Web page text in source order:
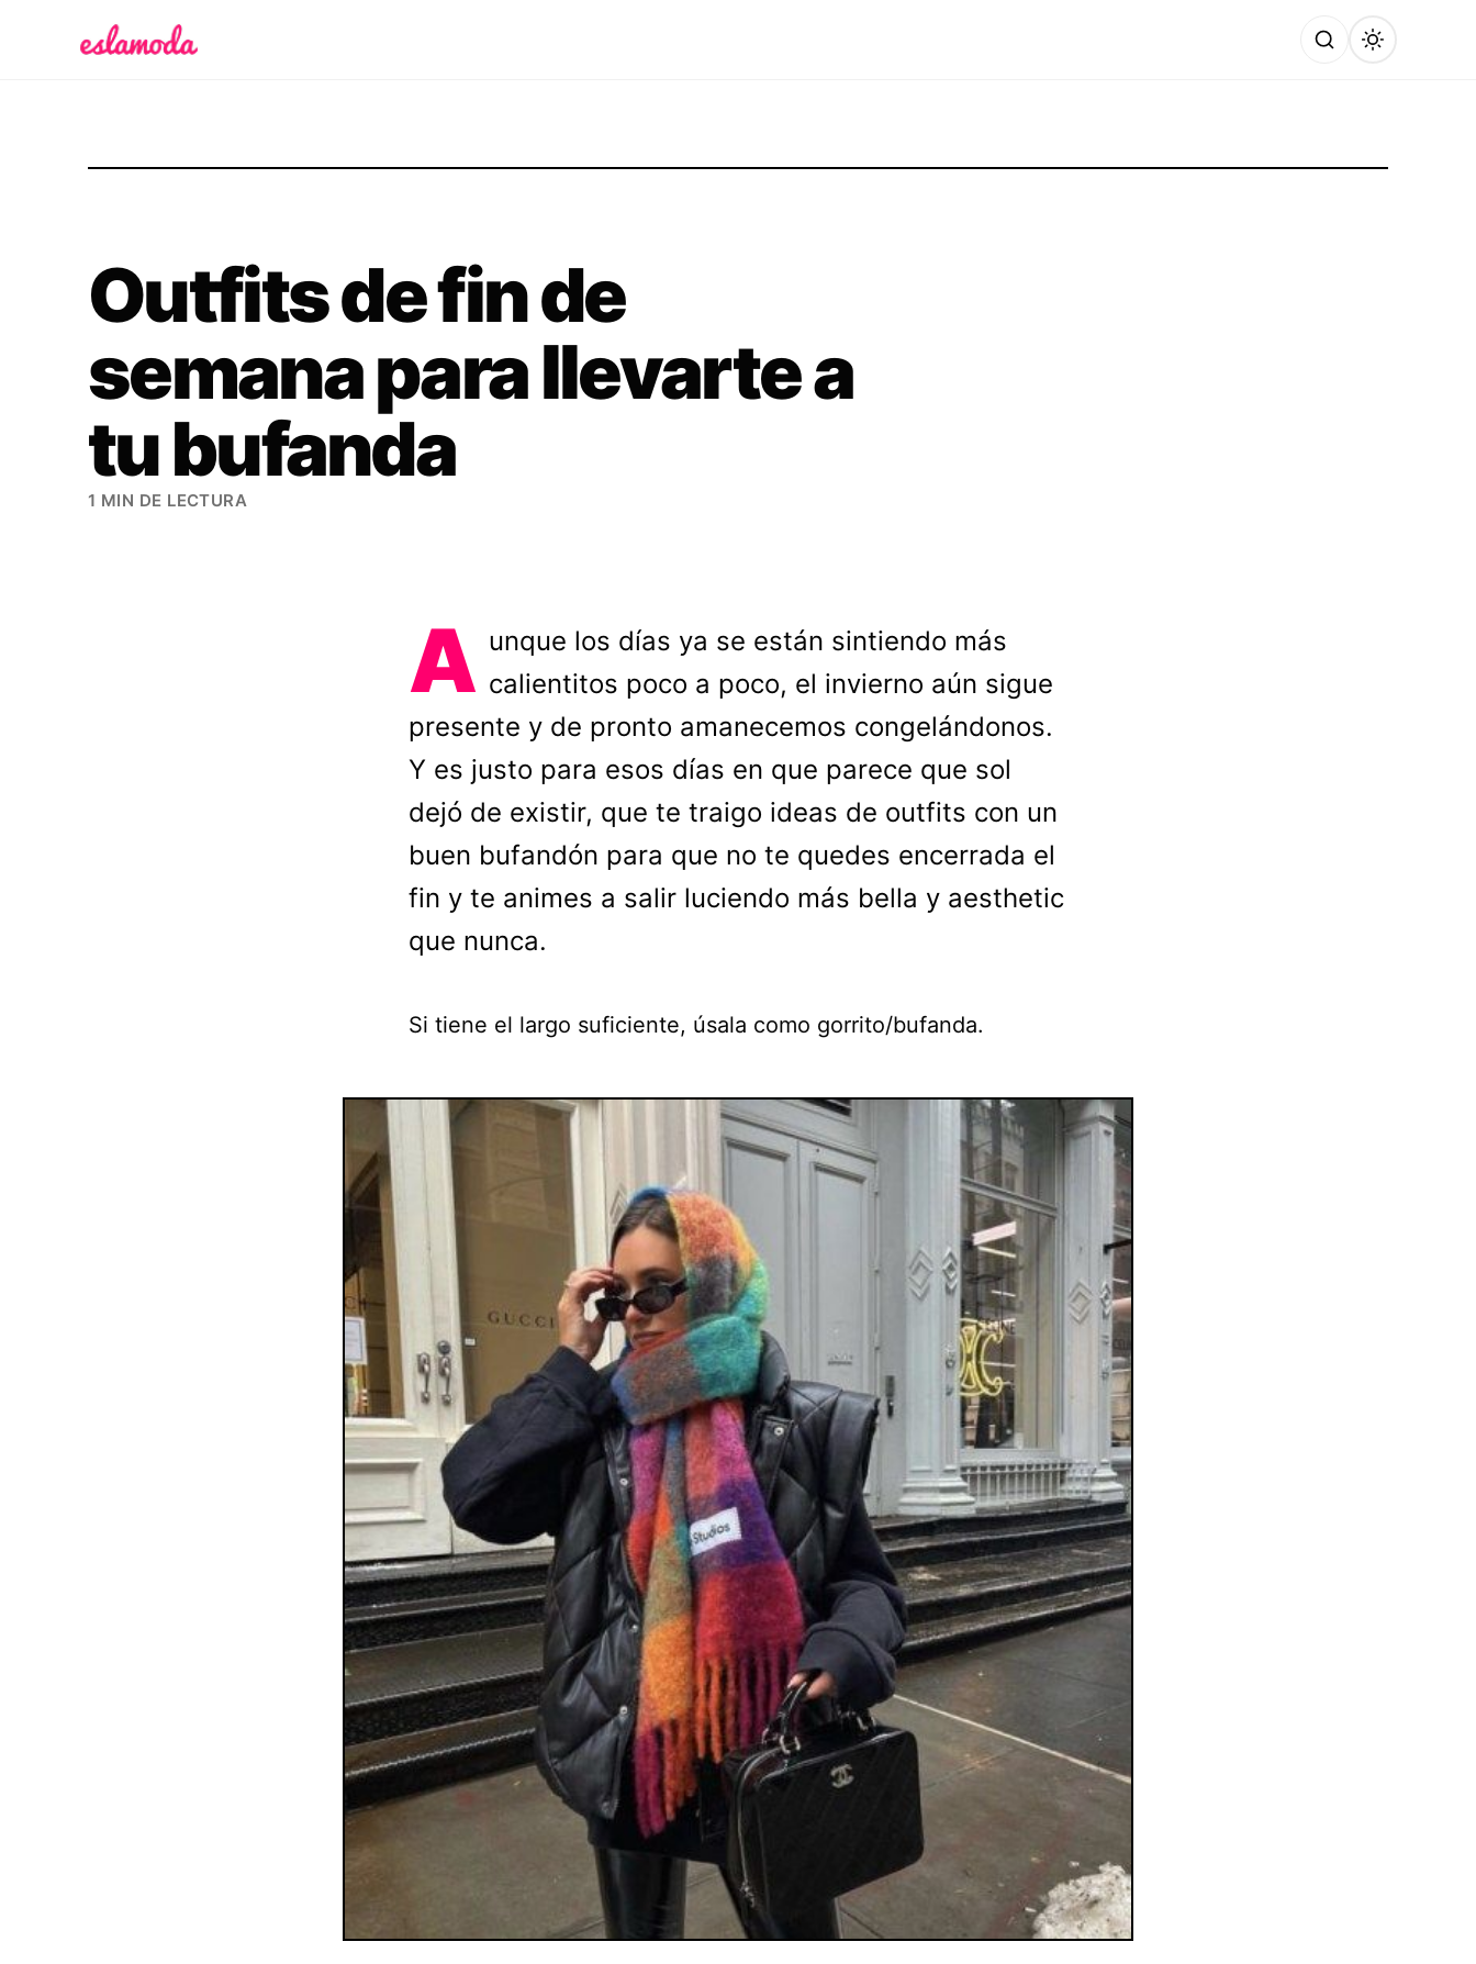
Outfits de fin de
semana para llevarte a
tu bufanda
1 MIN DE LECTURA
A unque los días ya se están sintiendo más
calientitos poco a poco, el invierno aún sigue
presente y de pronto amanecemos congelándonos.
Y es justo para esos días en que parece que sol
dejó de existir, que te traigo ideas de outfits con un
buen bufandón para que no te quedes encerrada el
fin y te animes a salir luciendo más bella y aesthetic
que nunca.
Si tiene el largo suficiente, úsala como gorrito/bufanda.